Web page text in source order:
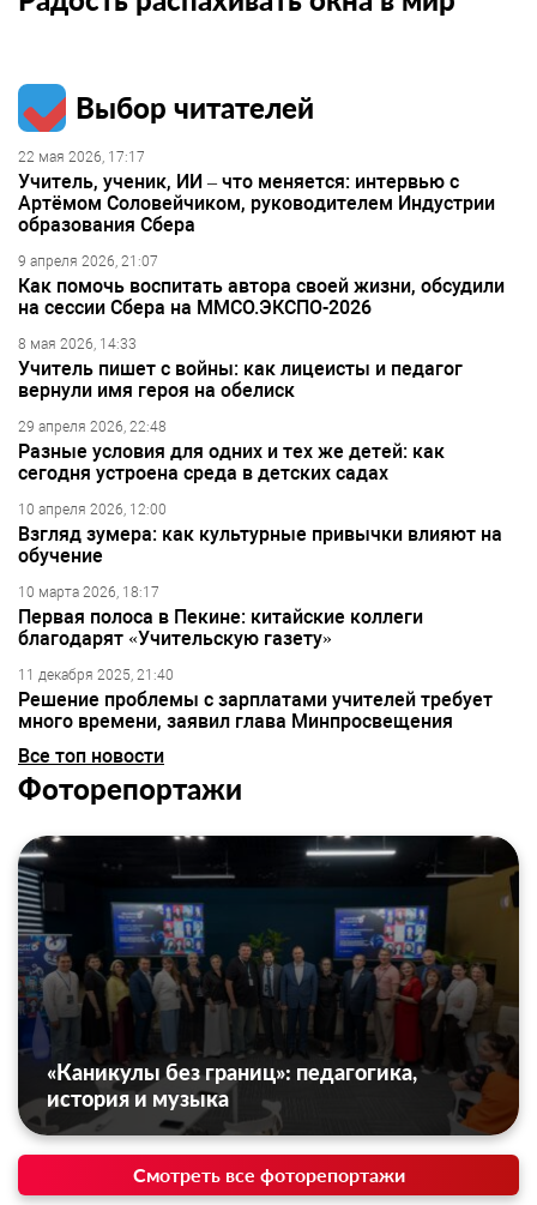
Выбор читателей
22 мая 2026, 17:17
Учитель, ученик, ИИ – что меняется: интервью с
Артёмом Соловейчиком, руководителем Индустрии
образования Сбера
9 апреля 2026, 21:07
Как помочь воспитать автора своей жизни, обсудили
на сессии Сбера на ММСО.ЭКСПО-2026
8 мая 2026, 14:33
Учитель пишет с войны: как лицеисты и педагог
вернули имя героя на обелиск
29 апреля 2026, 22:48
Разные условия для одних и тех же детей: как
сегодня устроена среда в детских садах
10 апреля 2026, 12:00
Взгляд зумера: как культурные привычки влияют на
обучение
10 марта 2026, 18:17
Первая полоса в Пекине: китайские коллеги
благодарят «Учительскую газету»
11 декабря 2025, 21:40
Решение проблемы с зарплатами учителей требует
много времени, заявил глава Минпросвещения
Все топ новости
Фоторепортажи
«Каникулы без границ»: педагогика,
история и музыка
Смотреть все фоторепортажи